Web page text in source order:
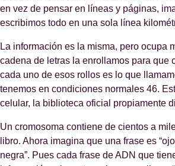
en vez de pensar en líneas y páginas,
escribimos todo en una sola línea
La información es la misma, pero ocupa
cadena de letras la enrollamos para que
cada uno de esos rollos es lo que
tenemos en condiciones normales 46.
celular, la biblioteca oficial propiamente
Un cromosoma contiene de cientos a
libro. Ahora imagina que una frase es
negra”. Pues cada frase de ADN que